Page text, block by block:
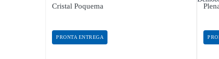
Cristal Poquema
PRONTA ENTREGA